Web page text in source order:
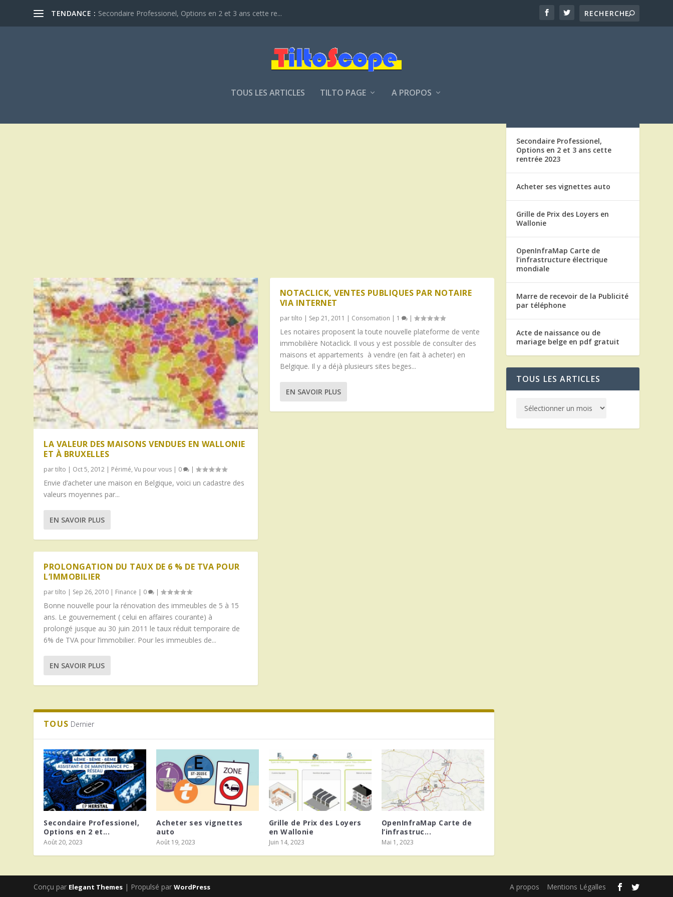
TENDANCE : Secondaire Professionel, Options en 2 et 3 ans cette re...
TOUS LES ARTICLES TILTO PAGE A PROPOS
LA VALEUR DES MAISONS VENDUES EN WALLONIE
ET À BRUXELLES
partilto | Oct 5, 2012 | Périmé,Vu pour vous | 0 |
Envie d’acheter une maison en Belgique, voici un cadastre des
valeurs moyennes par...
EN SAVOIR PLUS
PROLONGATION DU TAUX DE 6 % DE TVA POUR
L’IMMOBILIER
partilto | Sep 26, 2010 | Finance | 0 |
Bonne nouvelle pour la rénovation des immeubles de 5 à 15
ans. Le gouvernement ( celui en affaires courante) à
prolongé jusque au 30 juin 2011 le taux réduit temporaire de
6% de TVA pour l’immobilier. Pour les immeubles de...
EN SAVOIR PLUS
NOTACLICK, VENTES PUBLIQUES PAR NOTAIRE
VIA INTERNET
partilto Sep 21, 2011 Consomation 1 |
Les notaires proposent la toute nouvelle plateforme de vente
immobilière Notaclick. Il vous y est possible de consulter des
maisons et appartements à vendre (en fait à acheter) en
Belgique. Il y a déjà plusieurs sites beges...
EN SAVOIR PLUS
TOUS Dernier
Secondaire Professionel,
Options en 2 et...
Août 20, 2023
Acheter ses vignettes
auto
Août 19, 2023
Grille de Prix des Loyers
en Wallonie
Juin 14, 2023
OpenInfraMap Carte de
l’infrastruc...
Mai 1, 2023
Secondaire Professionel,
Options en 2 et 3 ans cette
rentrée 2023
Acheter ses vignettes auto
Grille de Prix des Loyers en
Wallonie
OpenInfraMap Carte de
l’infrastructure électrique
mondiale
Marre de recevoir de la Publicité
par téléphone
Acte de naissance ou de
mariage belge en pdf gratuit
TOUS LES ARTICLES
Conçu par Elegant Themes | Propulsé parWordPress A propos Mentions Légalles